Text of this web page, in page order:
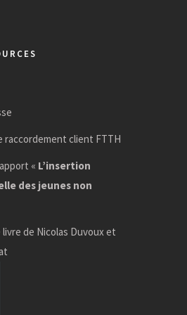
raccordement client FTTH
« L’insertion
des jeunes non
livre de Nicolas Duvoux et